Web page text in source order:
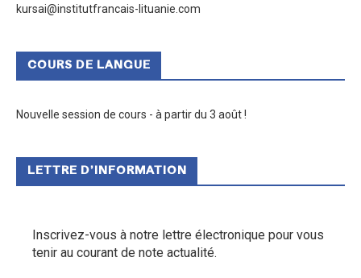
kursai@institutfrancais-lituanie.com
COURS DE LANGUE
Nouvelle session de cours - à partir du 3 août !
LETTRE D’INFORMATION
Inscrivez-vous à notre lettre électronique pour vous
tenir au courant de note actualité.